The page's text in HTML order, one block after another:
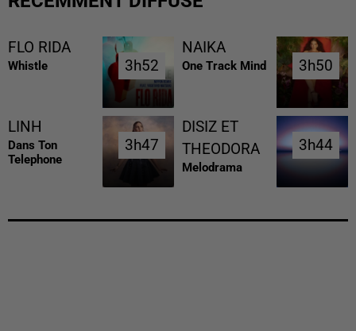
FLO RIDA
Whistle 3h52
3h52
NAIKA
One Track Mind 3h50
3h50
LINH
Dans Ton
Telephone
3h47
3h47
DISIZ ET
THEODORA
Melodrama
3h44
3h44